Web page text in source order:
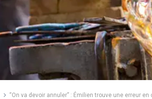
“On va devoir annuler” : Émilien trouve une erreur